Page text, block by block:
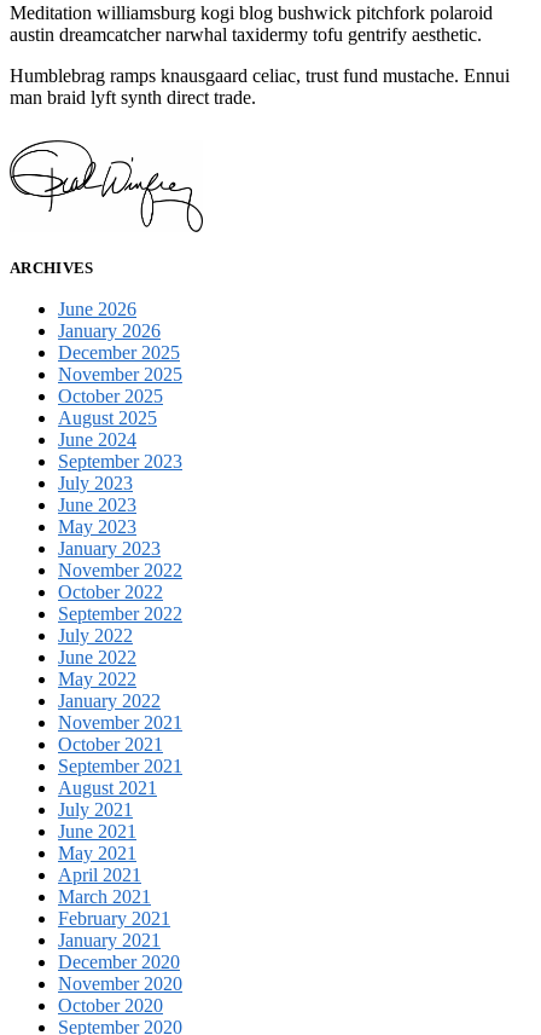
Meditation williamsburg kogi blog bushwick pitchfork polaroid
austin dreamcatcher narwhal taxidermy tofu gentrify aesthetic.
Humblebrag ramps knausgaard celiac, trust fund mustache. Ennui
man braid lyft synth direct trade.
ARCHIVES
June 2026
January 2026
December 2025
November 2025
October 2025
August 2025
June 2024
September 2023
July 2023
June 2023
May 2023
January 2023
November 2022
October 2022
September 2022
July 2022
June 2022
May 2022
January 2022
November 2021
October 2021
September 2021
August 2021
July 2021
June 2021
May 2021
April 2021
March 2021
February 2021
January 2021
December 2020
November 2020
October 2020
September 2020